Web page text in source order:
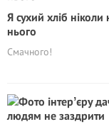
Я сухий хліб
нього
Смачного!